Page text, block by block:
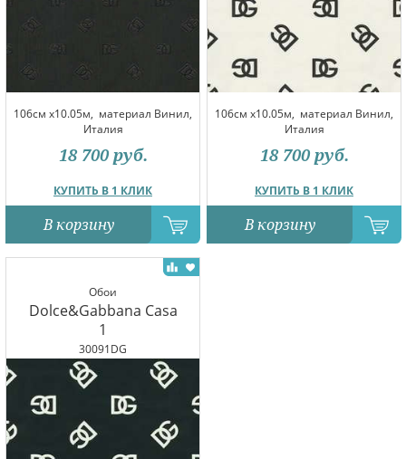
106см x10.05м, материал Винил,
Италия
КУПИТЬ В 1 КЛИК
18 700 руб.
В корзину
106см x10.05м, материал Винил,
Италия
КУПИТЬ В 1 КЛИК
18 700 руб.
В корзину
Обои
Dolce&Gabbana Casa
1
30091DG